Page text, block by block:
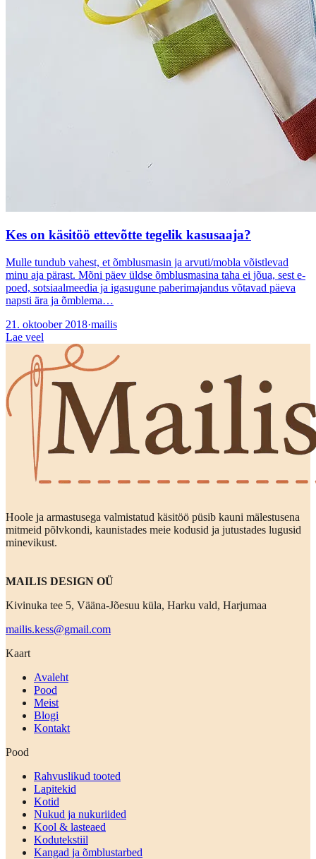
Kes on käsitöö ettevõtte tegelik kasusaaja?
Mulle tundub vahest, et õmblusmasin ja arvuti/mobla võistlevad
minu aja pärast. Mõni päev üldse õmblusmasina taha ei jõua, sest e-
poed, sotsiaalmeedia ja igasugune paberimajandus võtavad päeva
napsti ära ja õmblema…
21. oktoober 2018·mailis
Lae veel
Hoole ja armastusega valmistatud käsitöö püsib kauni mälestusena
mitmeid põlvkondi, kaunistades meie kodusid ja jutustades lugusid
minevikust.
MAILIS DESIGN OÜ
Kivinuka tee 5, Vääna-Jõesuu küla, Harku vald, Harjumaa
mailis.kess@gmail.com
Kaart
Avaleht
Pood
Meist
Blogi
Kontakt
Pood
Rahvuslikud tooted
Lapitekid
Kotid
Nukud ja nukuriided
Kool & lasteaed
Kodutekstiil
Kangad ja õmblustarbed